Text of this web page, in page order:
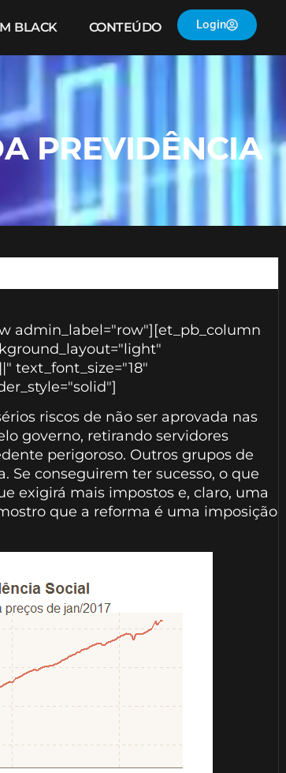
BLACK CONTEÚDO Login
PREVIDÊNCIA
admin_label="row"][et_pb_column
text_font_size="18"
riscos de não ser aprovada nas
governo, retirando servidores
perigoroso. Outros grupos de
conseguirem ter sucesso, o que
exigirá mais impostos e, claro, uma
que a reforma é uma imposição